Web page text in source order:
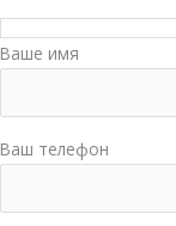
Ваше имя
Ваш телефон